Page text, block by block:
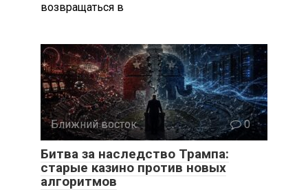
возвращаться в
Ближний восток 0
Битва за наследство Трампа:
старые казино против новых
алгоритмов